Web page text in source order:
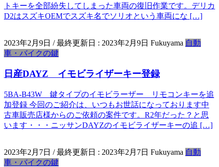
トキーを全部紛失してしまった車両の復旧作業です。デリカ
D2はスズキOEMでスズキ名でソリオという車両にな […]
2023年2月9日 / 最終更新日 : 2023年2月9日 Fukuyama 自動
車・バイクの鍵
日産DAYZ イモビライザーキー登録
5BA-B43W 鍵タイプのイモビラーザー リモコンキーを追
加登録 今回のご紹介は、いつもお世話になっております中
古車販売店様からのご依頼の案件です。R2年だった？と思
います・・・ニッサンDAYZのイモビライザーキーの追 […]
2023年2月7日 / 最終更新日 : 2023年2月7日 Fukuyama 自動
車・バイクの鍵